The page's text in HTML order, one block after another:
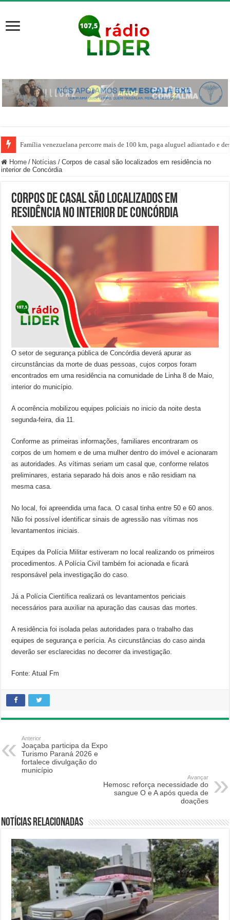
Família venezuelana percorre mais de 100 km, paga aluguel adiantado e
Home / Notícias / Corpos de casal são localizados em residência no
interior de Concórdia
Corpos de casal são localizados em
residência no interior de Concórdia
O setor de segurança pública de Concórdia deverá apurar as
circunstâncias da morte de duas pessoas, cujos corpos foram
encontrados em uma residência na comunidade de Linha 8 de Maio,
interior do município.
A ocorrência mobilizou equipes policiais no inicio da noite desta
segunda-feira, dia 11.
Conforme as primeiras informações, familiares encontraram os
corpos de um homem e de uma mulher dentro do imóvel e acionaram
as autoridades. As vítimas seriam um casal que, conforme relatos
preliminares, estaria separado há dois anos e não residiam na
mesma casa.
No local, foi apreendida uma faca. O casal tinha entre 50 e 60 anos.
Não foi possível identificar sinais de agressão nas vítimas nos
levantamentos iniciais.
Equipes da Polícia Militar estiveram no local realizando os primeiros
procedimentos. A Polícia Civil também foi acionada e ficará
responsável pela investigação do caso.
Já a Polícia Científica realizará os levantamentos periciais
necessários para auxiliar na apuração das causas das mortes.
A residência foi isolada pelas autoridades para o trabalho das
equipes de segurança e perícia. As circunstâncias do caso ainda
deverão ser esclarecidas no decorrer da investigação.
Fonte: Atual Fm
Anterior
Joaçaba participa da Expo
Turismo Paraná 2026 e
fortalece divulgação do
município
Avançar
Hemosc reforça necessidade do
sangue O e A após queda de
doações
Notícias relacionadas